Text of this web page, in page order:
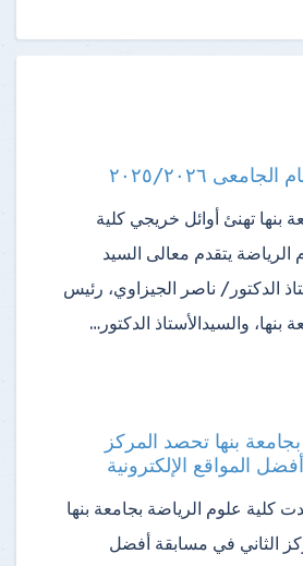
٢٠٢٥/٢٠٢٦
بنها تهنئ أوائل خريجي كلية
الرياضة ​يتقدم معالى السيد
الدكتور/ ناصر الجيزاوي، رئيس
بنها، والسيدالأستاذ الدكتور…
بنها تحصد المركز
المواقع الإلكترونية
كلية علوم الرياضة بجامعة بنها
الثاني في مسابقة أفضل